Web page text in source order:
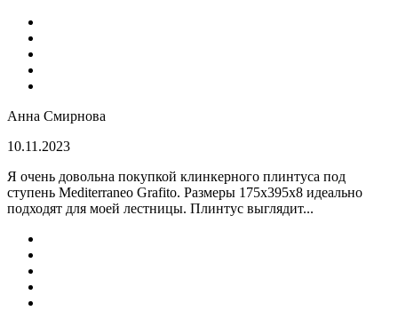
Анна Смирнова
10.11.2023
Я очень довольна покупкой клинкерного плинтуса под
ступень Mediterraneo Grafito. Размеры 175х395х8 идеально
подходят для моей лестницы. Плинтус выглядит...